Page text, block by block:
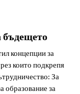
бъдещето
концепции за
които подкрепя
За
образование за